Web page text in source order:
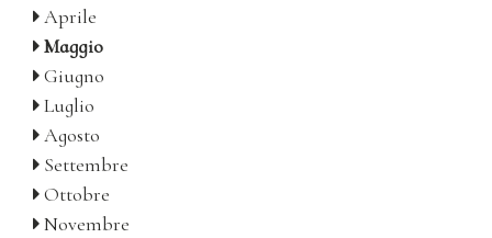
Aprile
Maggio
Giugno
Luglio
Agosto
Settembre
Ottobre
Novembre